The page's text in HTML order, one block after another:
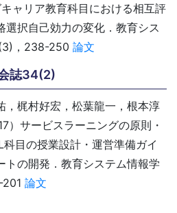
ャリア教育科目における相互評
選択自己効力の変化．教育シス
，238-250 論文
誌34(2)
，梶村好宏，松葉龍一，根本淳
）サービスラーニングの原則・
目の授業設計・運営準備ガイ
トの開発．教育システム情報学
論文